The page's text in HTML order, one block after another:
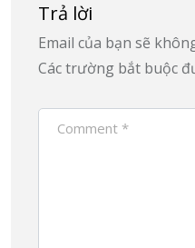
Trả lời
Email của bạn sẽ
Các trường bắt buộc